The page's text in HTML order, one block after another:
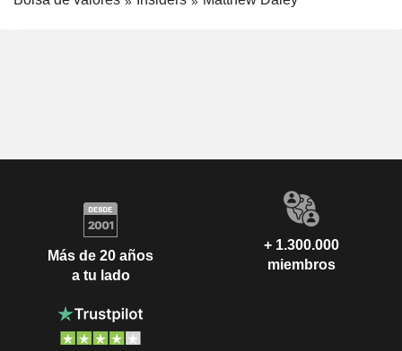
Más de 20 años
a tu lado
+ 1.300.000
miembros